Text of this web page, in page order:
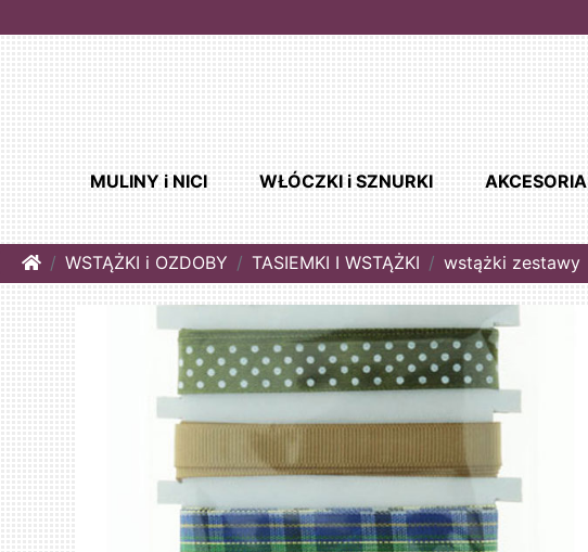
MULINY i NICI WŁÓCZKI i SZNURKI AKCESORIA
HomeWSTĄŻKI i OZDOBY TASIEMKI I WSTĄŻKI wstążki zestawy